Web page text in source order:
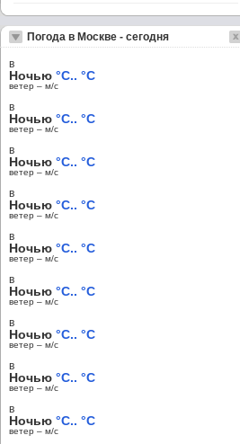
Погода в Москве - сегодня
в
Ночью °C.. °C
ветер – м/c
в
Ночью °C.. °C
ветер – м/c
в
Ночью °C.. °C
ветер – м/c
в
Ночью °C.. °C
ветер – м/c
в
Ночью °C.. °C
ветер – м/c
в
Ночью °C.. °C
ветер – м/c
в
Ночью °C.. °C
ветер – м/c
в
Ночью °C.. °C
ветер – м/c
в
Ночью °C.. °C
ветер – м/c